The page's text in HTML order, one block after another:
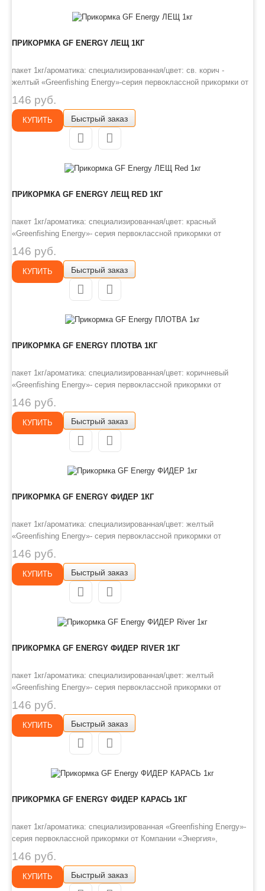
ПРИКОРМКА GF ENERGY ЛЕЩ 1КГ
пакет 1кг/ароматика: специализированная/цвет: св. корич -
желтый «Greenfishing Energy»-серия первоклассной прикормки от
Компании «Энергия», созданная по оригинальному рецепту, с
использованием только лучших ингредиентов от ведущих
производителей РФ и Европы. Это тяжелая прикормка с мелкой и
средней..
146 руб.
КУПИТЬ Быстрый заказ
ПРИКОРМКА GF ENERGY ЛЕЩ RED 1КГ
пакет 1кг/ароматика: специализированная/цвет: красный
«Greenfishing Energy»- серия первоклассной прикормки от
Компании «Энергия», созданная по оригинальному рецепту, с
использованием только лучших ингредиентов от ведущих
производителей РФ и Европы. Это тяжелая прикормка с мелкой и
средней фракцией,..
146 руб.
КУПИТЬ Быстрый заказ
ПРИКОРМКА GF ENERGY ПЛОТВА 1КГ
пакет 1кг/ароматика: специализированная/цвет: коричневый
«Greenfishing Energy»- серия первоклассной прикормки от
Компании «Энергия», созданная по оригинальному рецепту, с
использованием только лучших ингредиентов от ведущих
производителей РФ и Европы. Это тяжелая прикормка с мелкой и
средней фракци..
146 руб.
КУПИТЬ Быстрый заказ
ПРИКОРМКА GF ENERGY ФИДЕР 1КГ
пакет 1кг/ароматика: специализированная/цвет: желтый
«Greenfishing Energy»- серия первоклассной прикормки от
Компании «Энергия», созданная по оригинальному рецепту, с
использованием только лучших ингредиентов от ведущих
производителей РФ и Европы. Это тяжелая прикормка с мелкой и
средней фракцией, ..
146 руб.
КУПИТЬ Быстрый заказ
ПРИКОРМКА GF ENERGY ФИДЕР RIVER 1КГ
пакет 1кг/ароматика: специализированная/цвет: желтый
«Greenfishing Energy»- серия первоклассной прикормки от
Компании «Энергия», созданная по оригинальному рецепту, с
использованием только лучших ингредиентов от ведущих
производителей РФ и Европы. Это тяжелая прикормка с мелкой и
средней фракцией, ..
146 руб.
КУПИТЬ Быстрый заказ
ПРИКОРМКА GF ENERGY ФИДЕР КАРАСЬ 1КГ
пакет 1кг/ароматика: специализированная «Greenfishing Energy»-
серия первоклассной прикормки от Компании «Энергия»,
созданная по оригинальному рецепту, с использованием только
лучших ингредиентов от ведущих производителей РФ и Европы.
Это тяжелая прикормка с мелкой и средней фракцией, ароматы и
цве..
146 руб.
КУПИТЬ Быстрый заказ